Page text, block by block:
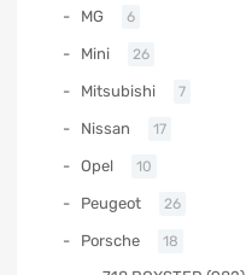
MG 6
Mini 26
Mitsubishi 7
Nissan 17
Opel 10
Peugeot 26
Porsche 18